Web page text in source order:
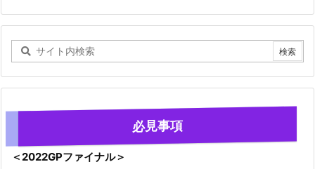
必見事項
＜2022GPファイナル＞